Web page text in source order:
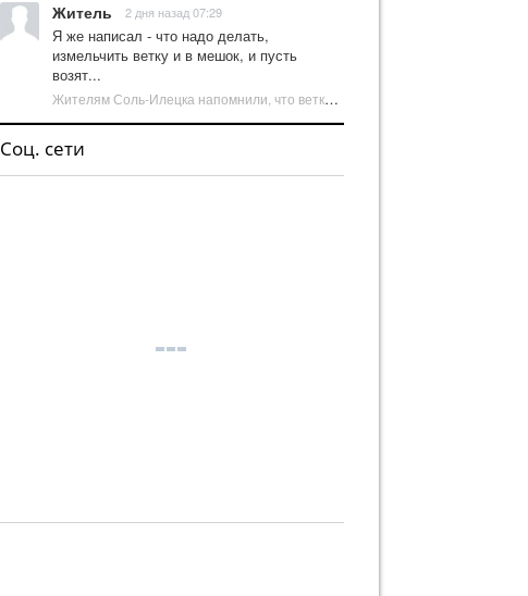
Житель 2 дня назад 07:29
Я же написал - что надо делать,
измельчить ветку и в мешок, и пусть
возят...
Жителям Соль-Илецка напомнили, что ветки от деревьев нельзя оставлять на площадках ТКО | Новости Соль-Илецка
Соц. сети